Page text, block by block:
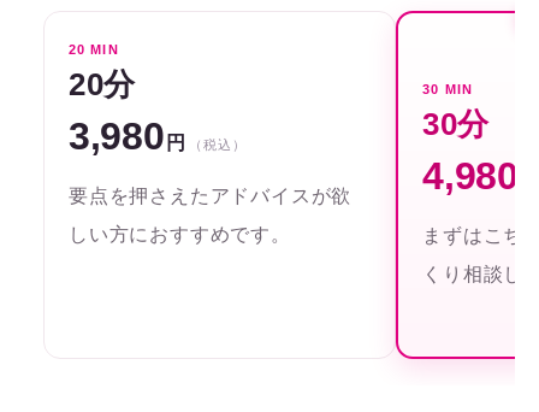
20 MIN
20分
3,980 円 （税込）
要点を押さえたアドバイスが欲
しい方におすすめです。
30 MIN
30分
4,980
まずはこち
くり相談し